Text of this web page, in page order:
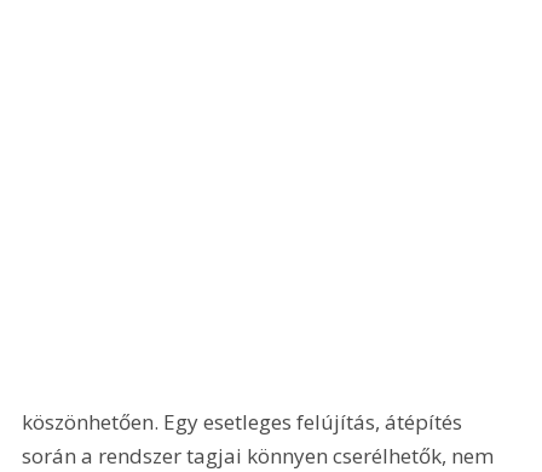
köszönhetően. Egy esetleges felújítás, átépítés
során a rendszer tagjai könnyen cserélhetők, nem